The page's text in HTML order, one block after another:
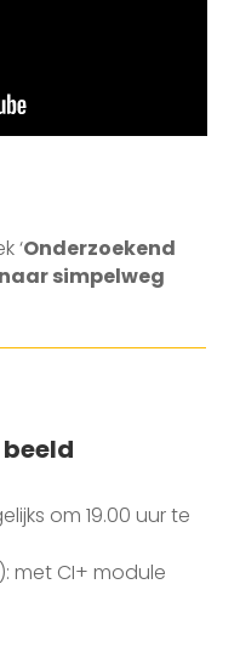
‘Onderzoekend
simpelweg
beeld
om 19.00 uur te
): met CI+ module